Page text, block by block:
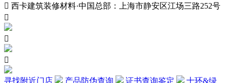
 西卡建筑装修材料·中国总部：上海市静安区江场三路252号



寻找附近门店 产品防伪查询 证书查询鉴定
十环&绿